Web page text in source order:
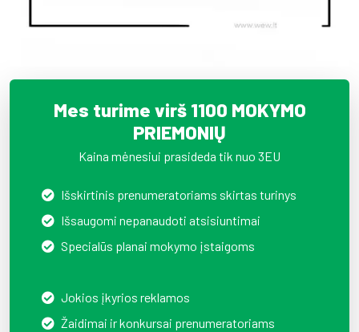
Mes turime virš 1100 MOKYMO
PRIEMONIŲ
Kaina mėnesiui prasideda tik nuo 3EU
Išskirtinis prenumeratoriams skirtas turinys
Išsaugomi nepanaudoti atsisiuntimai
Specialūs planai mokymo įstaigoms
Jokios įkyrios reklamos
Žaidimai ir konkursai prenumeratoriams